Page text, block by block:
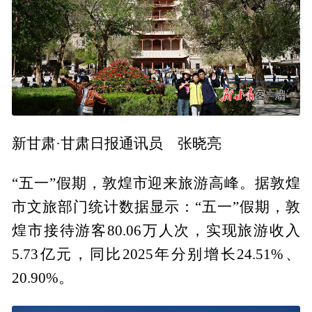
新甘肃·甘肃日报通讯员 张晓亮
“五一”假期，敦煌市迎来旅游高峰。据敦煌
市文旅部门统计数据显示：“五一”假期，敦
煌市接待游客80.06万人次，实现旅游收入
5.73亿元，同比2025年分别增长24.51%、
20.90%。